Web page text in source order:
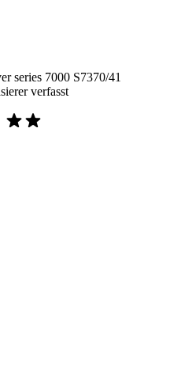
series 7000 S7370/41
verfasst